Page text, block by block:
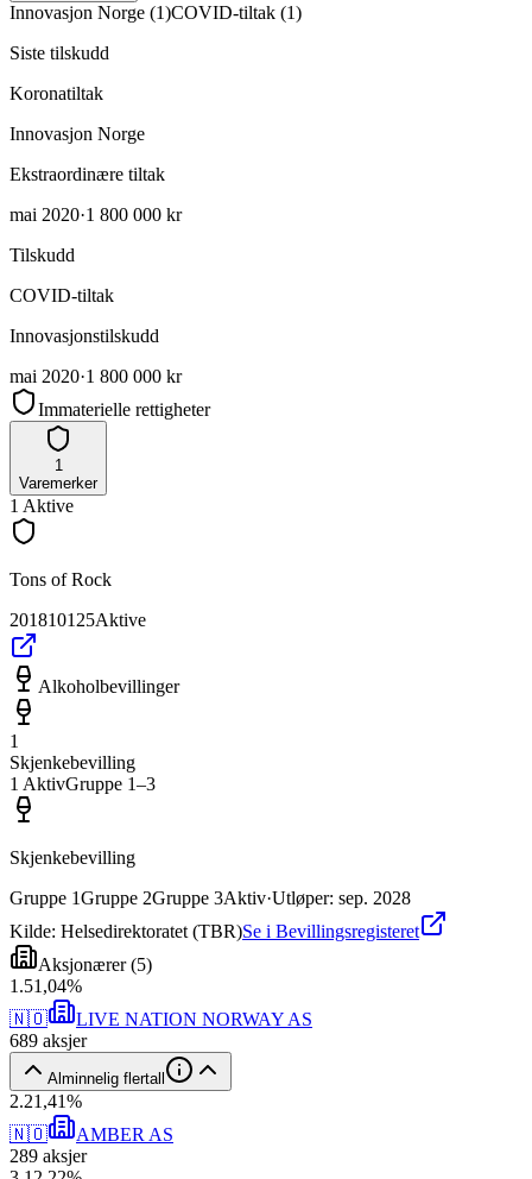
Innovasjon Norge (1)COVID-tiltak (1)
Siste tilskudd
Koronatiltak
Innovasjon Norge
Ekstraordinære tiltak
mai 2020·1 800 000 kr
Tilskudd
COVID-tiltak
Innovasjonstilskudd
mai 2020·1 800 000 kr
Immaterielle rettigheter
1
Varemerker
1 Aktive
Tons of Rock
201810125Aktive
Alkoholbevillinger
1
Skjenkebevilling
1 AktivGruppe 1–3
Skjenkebevilling
Gruppe 1Gruppe 2Gruppe 3Aktiv·Utløper: sep. 2028
Kilde: Helsedirektoratet (TBR)Se i Bevillingsregisteret
Aksjonærer(5)
1 .51,04%
🇳🇴
LIVE NATION NORWAY AS
689 aksjer
Alminnelig flertall
2.21,41%
🇳🇴
AMBER AS
289 aksjer